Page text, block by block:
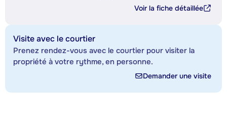
Voir la fiche détaillée
Visite avec le courtier
Prenez rendez-vous avec le courtier pour visiter la
propriété à votre rythme, en personne.
Demander une visite